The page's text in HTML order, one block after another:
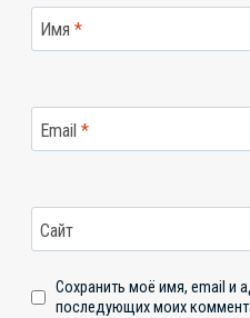
Имя *
Email *
Сайт
Сохранить моё имя, email и
последующих моих